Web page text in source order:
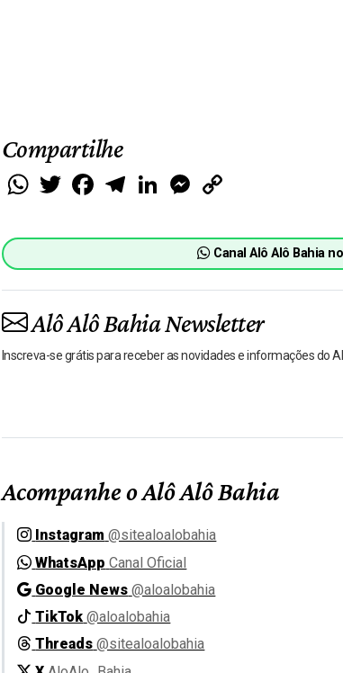
Compartilhe
WhatsApp
Twitter FacebookTelegramLinkedIn Messenger
Canal Alô Alô Bahia
Alô Alô Bahia Newsletter
Inscreva-se grátis para receber as novidades e informações do
Acompanhe o Alô Alô Bahia
Instagram @sitealoalobahia
WhatsApp Canal Oficial
Google News @aloalobahia
TikTok @aloalobahia
Threads @sitealoalobahia